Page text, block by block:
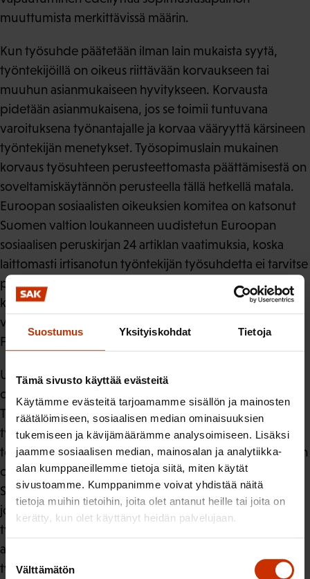
Suostumus Yksityiskohdat Tietoja
Tämä sivusto käyttää evästeitä
Käytämme evästeitä tarjoamamme sisällön ja mainosten
räätälöimiseen, sosiaalisen median ominaisuuksien
tukemiseen ja kävijämäärämme analysoimiseen. Lisäksi
jaamme sosiaalisen median, mainosalan ja analytiikka-
alan kumppaneillemme tietoja siitä, miten käytät
sivustoamme. Kumppanimme voivat yhdistää näitä
tietoja muihin tietoihin, joita olet antanut heille tai joita on
kerätty, kun olet käyttänyt heidän palvelujaan.
Suostumuksen
valinta
Välttämätön
muuttumista merkittävissä määrin.
Kun työsuhde päätetään ilman lain mukaista syytä,
työntekijöillä on oikeus riittävään korvaukseen tai
muuhun asianmukaiseen hyvitykseen. Korvausta
pidetään asianmukaisena, jos se toimii tuntuvana
varoituksena työnantajalle ja korvaa vääryyttä kärsineen
työntekijän menetykset. Työsopimuslain mukainen
korvaus työsuhteen perusteettomasta päättämisestä on
soveltamiskäytännön perusteella tällä hetkellä matala.
Euroopan sosiaalisten oikeuksien komitea on katsonut
Suomen valtion loukanneen uudistetun Euroopan
sosiaalisen peruskirjan 24 artiklan vaatimuksia, koska
laittomasti irtisanotun työntekijän työsuhdetta ei tarvitse
palauttaa ja laittomasta irtisanomisesta maksettavalle
korvaukselle on asetettu 24 kuukauden palkkaa
vastaava yläraja. (Finnish Society of Social Rights vs.
Finland CC 106/2014.)
Useat lakisääteiset velvoitteet sitovat työsuhteen
osapuolia, sekä työnantajaa että työntekijää.
Työsopimuslain 3 luvun 1 §:n säännös velvoittaa sekä
työntekijää että työnantajaa. Työntekijän edellytetään
tekevän työnsä huolellisesti ja toimivan sen mukaan kuin
on kohtuullista vaatia hänen asemassaan olevalta.
Säännös edellyttää työnantajalta aktiivista,
johdonmukaista ja tasapuolivelvoitteen mukaista
työnjohto-oikeuden käyttämistä. Irtisanomisperusteen
asiallisuuden arvioinnissa on merkitystä sillä, miten
työnantaja on käyttänyt tätä työnjohto-oikeuttaan.